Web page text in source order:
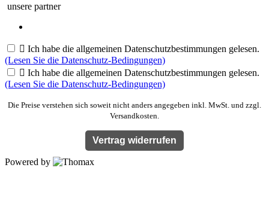
unsere partner
 Ich habe die allgemeinen Datenschutzbestimmungen gelesen.
(Lesen Sie die Datenschutz-Bedingungen)
 Ich habe die allgemeinen Datenschutzbestimmungen gelesen.
(Lesen Sie die Datenschutz-Bedingungen)
Die Preise verstehen sich soweit nicht anders angegeben inkl. MwSt. und zzgl.
Versandkosten.
Vertrag widerrufen
Powered by